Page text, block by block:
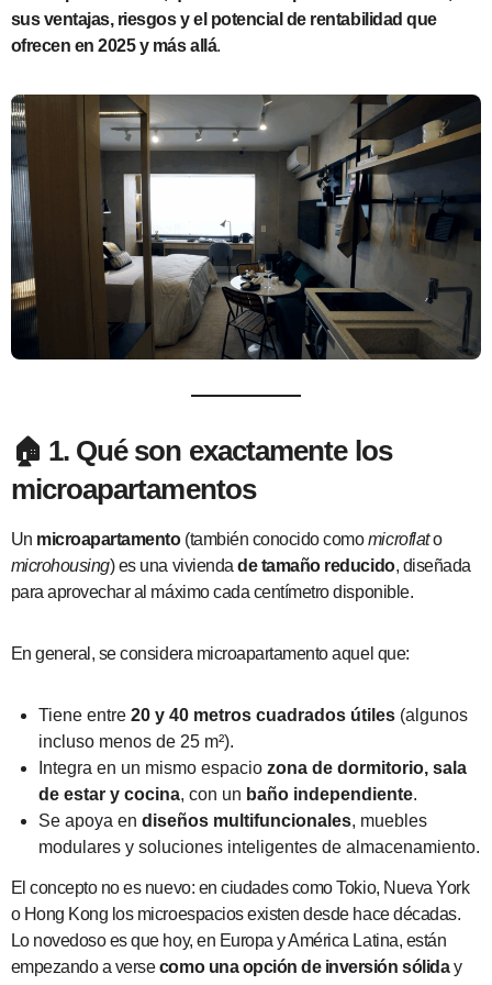
sus ventajas, riesgos y el potencial de rentabilidad que
ofrecen en 2025 y más allá.
🏠 1. Qué son exactamente los
microapartamentos
Un microapartamento(también conocido comomicroflato
microhousing) es una viviendade tamaño reducido, diseñada
para aprovechar al máximo cada centímetro disponible.
En general, se considera microapartamento aquel que:
Tiene entre20 y 40 metros cuadrados útiles (algunos
incluso menos de 25 m²).
Integra en un mismo espaciozona de dormitorio, sala
de estar y cocina, con un baño independiente.
Se apoya endiseños multifuncionales, muebles
modulares y soluciones inteligentes de almacenamiento.
El concepto no es nuevo: en ciudades como Tokio, Nueva York
o Hong Kong los microespacios existen desde hace décadas.
Lo novedoso es que hoy, en Europa y América Latina, están
empezando a versecomo una opción de inversión sóliday